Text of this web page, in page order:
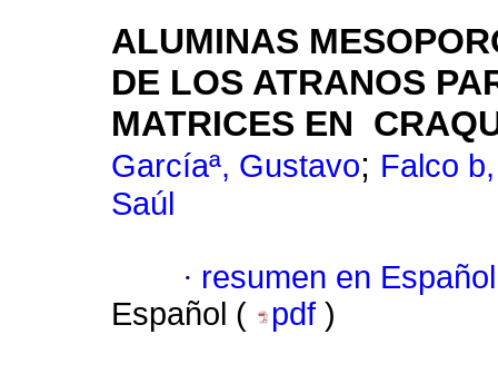
ALUMINAS
DE LOS ATRANOS
MATRICES EN
Garcíaª, Gustavo; Falco
Saúl
· resumen en Español
Español (
pdf )